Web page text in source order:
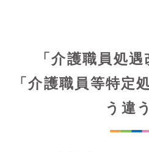
「介護職員処
「介護職員等特定
う違